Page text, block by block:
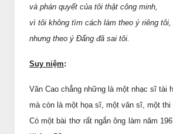
và phán quyết của tôi thật công minh,
vì tôi không tìm cách làm theo ý riêng tôi,
nhưng theo ý Ðấng đã sai tôi.
Suy niệm:
Văn Cao chẳng những là một nhạc sĩ tài
mà còn là một họa sĩ, một văn sĩ, một thi
Có một bài thơ rất ngắn ông làm năm